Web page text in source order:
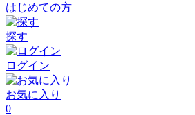
はじめての方
探す
ログイン
お気に入り
0